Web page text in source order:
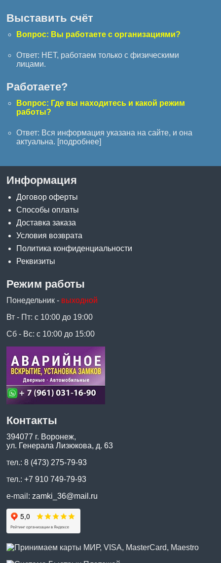
Выставить счёт
Вопрос: Вы работаете с организациями?
Ответ: НЕТ, работаем только с физическими
лицами.
Работаете?
Вопрос: Где вы находитесь и какой режим
работы?
Ответ: Вся информация указана на сайте, и она
актуальна. [подробнее]
Информация
Договор оферты
Способы оплаты
Доставка заказа
Условия возврата
Политика конфиденциальности
Реквизиты
Режим работы
Понедельник - выходной
Вт - Пт: с 10:00 до 19:00
Сб - Вс: с 10:00 до 15:00
Контакты
394077 г. Воронеж,
ул. Генерала Лизюкова, д. 63
тел.:8 (473) 275-79-93
тел.:+7 910 749-79-93
e-mail: zamki_36@mail.ru